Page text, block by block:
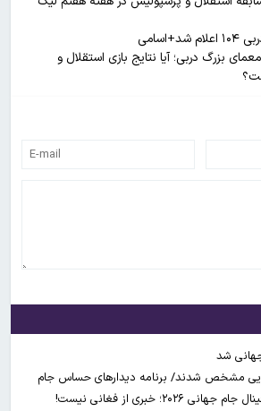
بزرگ دربی؛ آیا نتایج بازی استقلال و
شد
خبری از فغانی نیست!